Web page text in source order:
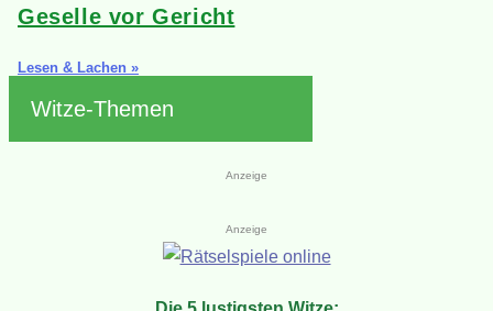
Geselle vor Gericht
Lesen & Lachen »
Witze-Themen
Anzeige
Anzeige